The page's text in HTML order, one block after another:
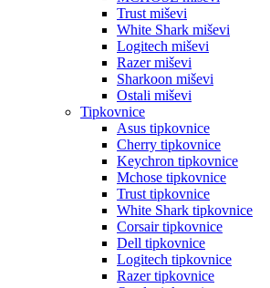
Trust miševi
White Shark miševi
Logitech miševi
Razer miševi
Sharkoon miševi
Ostali miševi
Tipkovnice
Asus tipkovnice
Cherry tipkovnice
Keychron tipkovnice
Mchose tipkovnice
Trust tipkovnice
White Shark tipkovnice
Corsair tipkovnice
Dell tipkovnice
Logitech tipkovnice
Razer tipkovnice